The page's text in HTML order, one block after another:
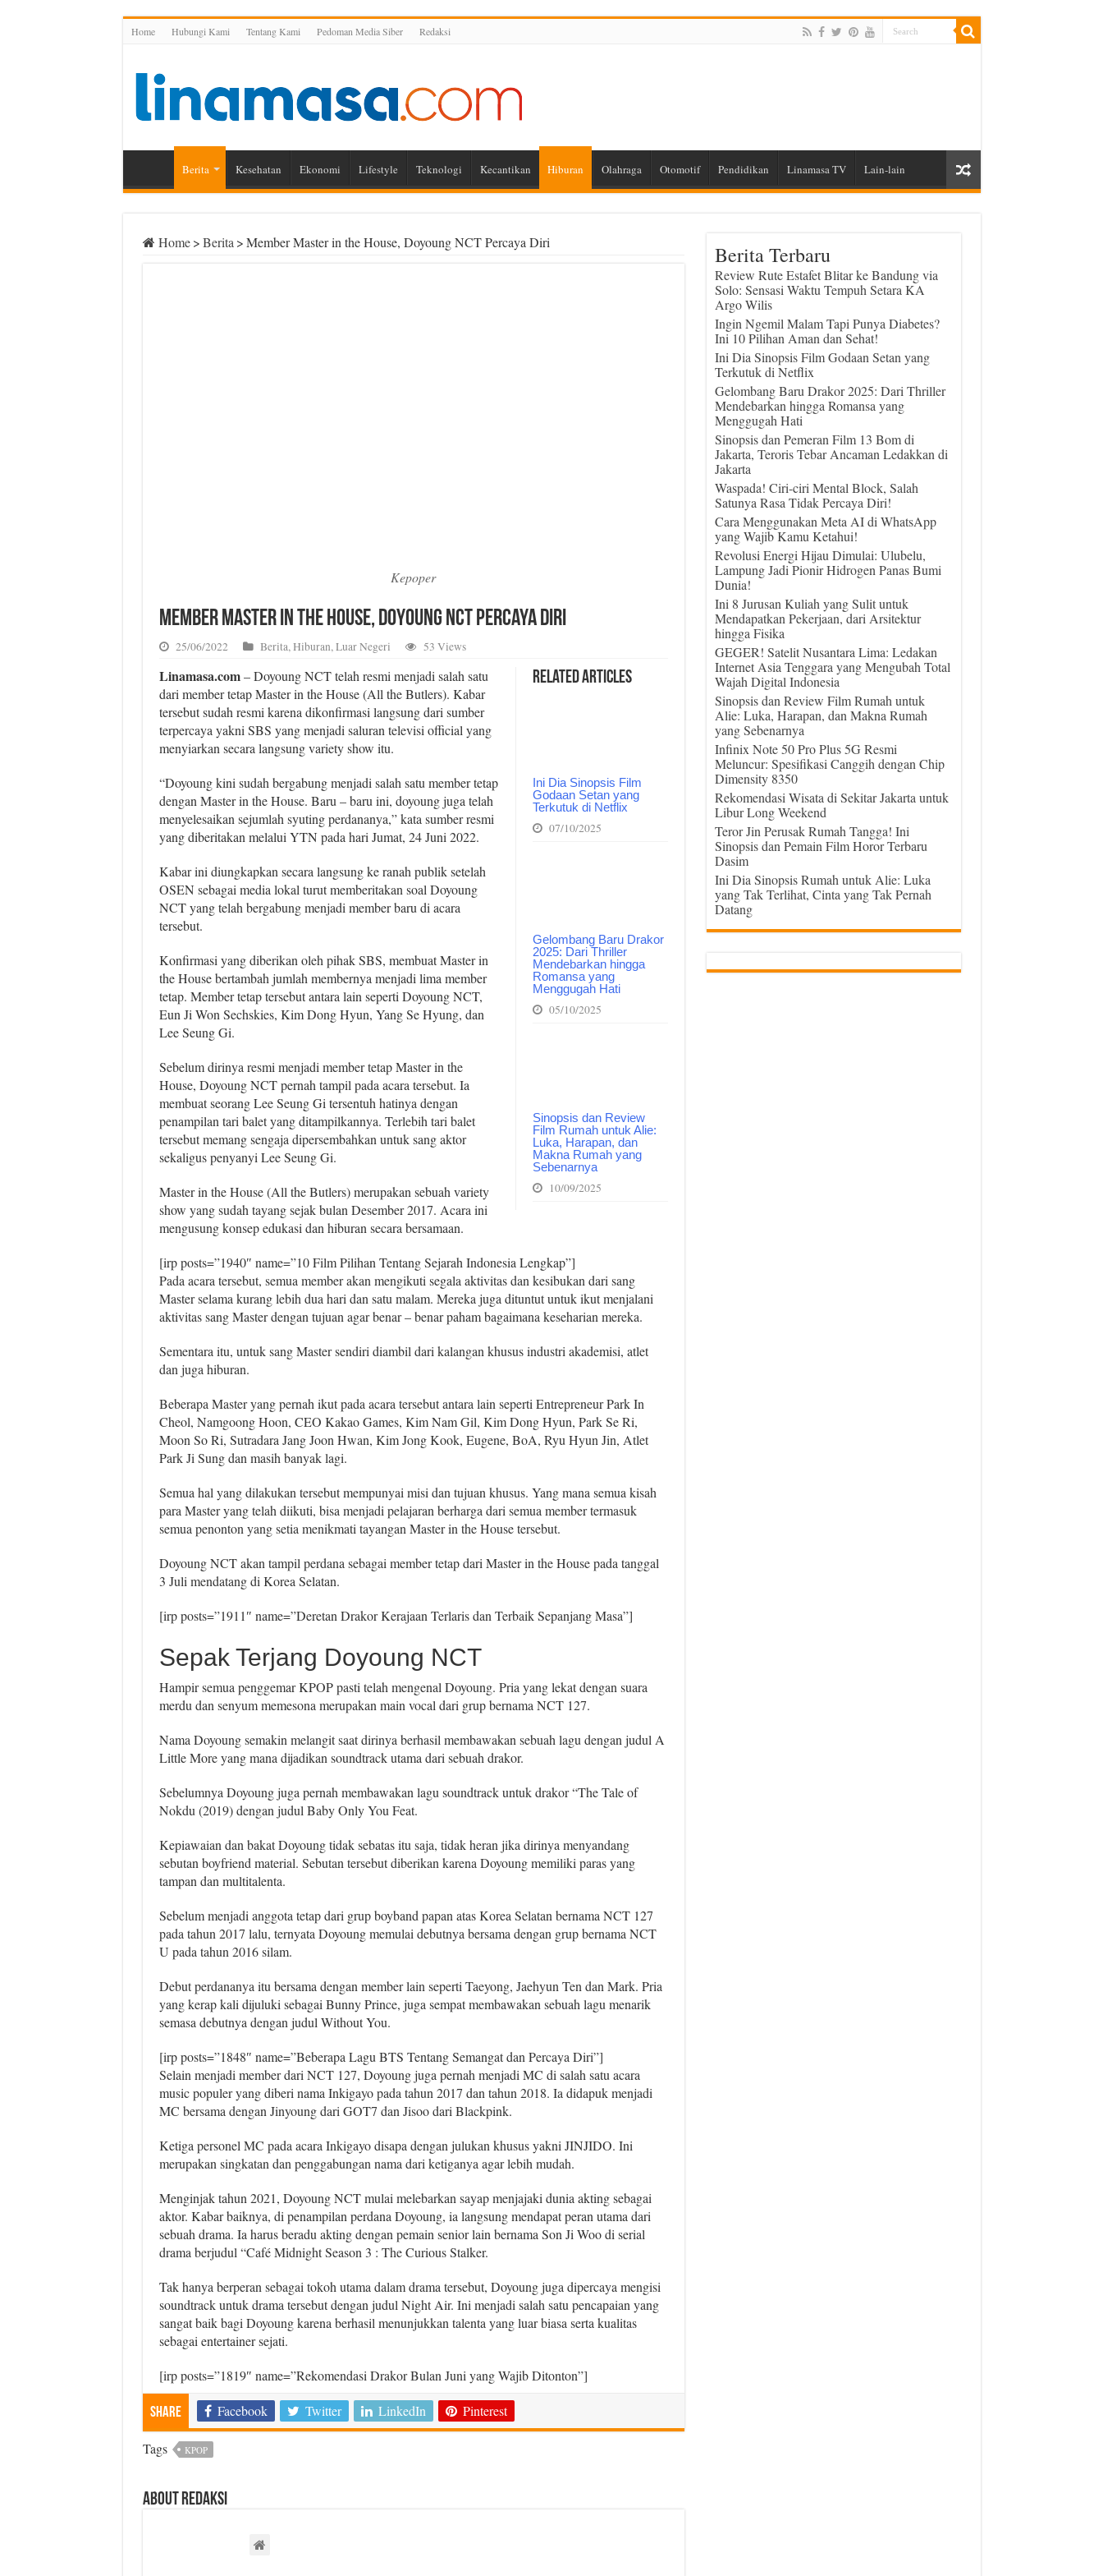
Home Hubungi Kami Tentang Kami Pedoman Media Siber Redaksi
Berita Kesehatan Ekonomi Lifestyle Teknologi Kecantikan Hiburan Olahraga Otomotif Pendidikan Linamasa TV Lain-lain
Home >Berita >Member Master in the House, Doyoung NCT Percaya Diri
Kepoper
Member Master in the House, Doyoung NCT Percaya Diri
25/06/2022 Berita,Hiburan,Luar Negeri 53 Views
Related Articles
Ini Dia Sinopsis Film
Godaan Setan yang
Terkutuk di Netflix
07/10/2025
Gelombang Baru Drakor
2025: Dari Thriller
Mendebarkan hingga
Romansa yang
Menggugah Hati
05/10/2025
Sinopsis dan Review
Film Rumah untuk Alie:
Luka, Harapan, dan
Makna Rumah yang
Sebenarnya
10/09/2025
Linamasa.com– Doyoung NCT telah resmi menjadi salah satu
dari member tetap Master in the House (All the Butlers). Kabar
tersebut sudah resmi karena dikonfirmasi langsung dari sumber
terpercaya yakni SBS yang menjadi saluran televisi official yang
menyiarkan secara langsung variety show itu.
“Doyoung kini sudah bergabung menjadi salah satu member tetap
dengan Master in the House. Baru – baru ini, doyoung juga telah
menyelesaikan sejumlah syuting perdananya,” kata sumber resmi
yang diberitakan melalui YTN pada hari Jumat, 24 Juni 2022.
Kabar ini diungkapkan secara langsung ke ranah publik setelah
OSEN sebagai media lokal turut memberitakan soal Doyoung
NCT yang telah bergabung menjadi member baru di acara
tersebut.
Konfirmasi yang diberikan oleh pihak SBS, membuat Master in
the House bertambah jumlah membernya menjadi lima member
tetap. Member tetap tersebut antara lain seperti Doyoung NCT,
Eun Ji Won Sechskies, Kim Dong Hyun, Yang Se Hyung, dan
Lee Seung Gi.
Sebelum dirinya resmi menjadi member tetap Master in the
House, Doyoung NCT pernah tampil pada acara tersebut. Ia
membuat seorang Lee Seung Gi tersentuh hatinya dengan
penampilan tari balet yang ditampilkannya. Terlebih tari balet
tersebut memang sengaja dipersembahkan untuk sang aktor
sekaligus penyanyi Lee Seung Gi.
Master in the House (All the Butlers) merupakan sebuah variety
show yang sudah tayang sejak bulan Desember 2017. Acara ini
mengusung konsep edukasi dan hiburan secara bersamaan.
[irp posts=”1940″ name=”10 Film Pilihan Tentang Sejarah Indonesia Lengkap”]
Pada acara tersebut, semua member akan mengikuti segala aktivitas dan kesibukan dari sang
Master selama kurang lebih dua hari dan satu malam. Mereka juga dituntut untuk ikut menjalani
aktivitas sang Master dengan tujuan agar benar – benar paham bagaimana keseharian mereka.
Sementara itu, untuk sang Master sendiri diambil dari kalangan khusus industri akademisi, atlet
dan juga hiburan.
Beberapa Master yang pernah ikut pada acara tersebut antara lain seperti Entrepreneur Park In
Cheol, Namgoong Hoon, CEO Kakao Games, Kim Nam Gil, Kim Dong Hyun, Park Se Ri,
Moon So Ri, Sutradara Jang Joon Hwan, Kim Jong Kook, Eugene, BoA, Ryu Hyun Jin, Atlet
Park Ji Sung dan masih banyak lagi.
Semua hal yang dilakukan tersebut mempunyai misi dan tujuan khusus. Yang mana semua kisah
para Master yang telah diikuti, bisa menjadi pelajaran berharga dari semua member termasuk
semua penonton yang setia menikmati tayangan Master in the House tersebut.
Doyoung NCT akan tampil perdana sebagai member tetap dari Master in the House pada tanggal
3 Juli mendatang di Korea Selatan.
[irp posts=”1911″ name=”Deretan Drakor Kerajaan Terlaris dan Terbaik Sepanjang Masa”]
Sepak Terjang Doyoung NCT
Hampir semua penggemar KPOP pasti telah mengenal Doyoung. Pria yang lekat dengan suara
merdu dan senyum memesona merupakan main vocal dari grup bernama NCT 127.
Nama Doyoung semakin melangit saat dirinya berhasil membawakan sebuah lagu dengan judul A
Little More yang mana dijadikan soundtrack utama dari sebuah drakor.
Sebelumnya Doyoung juga pernah membawakan lagu soundtrack untuk drakor “The Tale of
Nokdu (2019) dengan judul Baby Only You Feat.
Kepiawaian dan bakat Doyoung tidak sebatas itu saja, tidak heran jika dirinya menyandang
sebutan boyfriend material. Sebutan tersebut diberikan karena Doyoung memiliki paras yang
tampan dan multitalenta.
Sebelum menjadi anggota tetap dari grup boyband papan atas Korea Selatan bernama NCT 127
pada tahun 2017 lalu, ternyata Doyoung memulai debutnya bersama dengan grup bernama NCT
U pada tahun 2016 silam.
Debut perdananya itu bersama dengan member lain seperti Taeyong, Jaehyun Ten dan Mark. Pria
yang kerap kali dijuluki sebagai Bunny Prince, juga sempat membawakan sebuah lagu menarik
semasa debutnya dengan judul Without You.
[irp posts=”1848″ name=”Beberapa Lagu BTS Tentang Semangat dan Percaya Diri”]
Selain menjadi member dari NCT 127, Doyoung juga pernah menjadi MC di salah satu acara
music populer yang diberi nama Inkigayo pada tahun 2017 dan tahun 2018. Ia didapuk menjadi
MC bersama dengan Jinyoung dari GOT7 dan Jisoo dari Blackpink.
Ketiga personel MC pada acara Inkigayo disapa dengan julukan khusus yakni JINJIDO. Ini
merupakan singkatan dan penggabungan nama dari ketiganya agar lebih mudah.
Menginjak tahun 2021, Doyoung NCT mulai melebarkan sayap menjajaki dunia akting sebagai
aktor. Kabar baiknya, di penampilan perdana Doyoung, ia langsung mendapat peran utama dari
sebuah drama. Ia harus beradu akting dengan pemain senior lain bernama Son Ji Woo di serial
drama berjudul “Café Midnight Season 3 : The Curious Stalker.
Tak hanya berperan sebagai tokoh utama dalam drama tersebut, Doyoung juga dipercaya mengisi
soundtrack untuk drama tersebut dengan judul Night Air. Ini menjadi salah satu pencapaian yang
sangat baik bagi Doyoung karena berhasil menunjukkan talenta yang luar biasa serta kualitas
sebagai entertainer sejati.
[irp posts=”1819″ name=”Rekomendasi Drakor Bulan Juni yang Wajib Ditonton”]
Share Facebook Twitter LinkedIn Pinterest
Tags KPOP
About Redaksi
Berita Terbaru
Review Rute Estafet Blitar ke Bandung via
Solo: Sensasi Waktu Tempuh Setara KA
Argo Wilis
Ingin Ngemil Malam Tapi Punya Diabetes?
Ini 10 Pilihan Aman dan Sehat!
Ini Dia Sinopsis Film Godaan Setan yang
Terkutuk di Netflix
Gelombang Baru Drakor 2025: Dari Thriller
Mendebarkan hingga Romansa yang
Menggugah Hati
Sinopsis dan Pemeran Film 13 Bom di
Jakarta, Teroris Tebar Ancaman Ledakkan di
Jakarta
Waspada! Ciri-ciri Mental Block, Salah
Satunya Rasa Tidak Percaya Diri!
Cara Menggunakan Meta AI di WhatsApp
yang Wajib Kamu Ketahui!
Revolusi Energi Hijau Dimulai: Ulubelu,
Lampung Jadi Pionir Hidrogen Panas Bumi
Dunia!
Ini 8 Jurusan Kuliah yang Sulit untuk
Mendapatkan Pekerjaan, dari Arsitektur
hingga Fisika
GEGER! Satelit Nusantara Lima: Ledakan
Internet Asia Tenggara yang Mengubah Total
Wajah Digital Indonesia
Sinopsis dan Review Film Rumah untuk
Alie: Luka, Harapan, dan Makna Rumah
yang Sebenarnya
Infinix Note 50 Pro Plus 5G Resmi
Meluncur: Spesifikasi Canggih dengan Chip
Dimensity 8350
Rekomendasi Wisata di Sekitar Jakarta untuk
Libur Long Weekend
Teror Jin Perusak Rumah Tangga! Ini
Sinopsis dan Pemain Film Horor Terbaru
Dasim
Ini Dia Sinopsis Rumah untuk Alie: Luka
yang Tak Terlihat, Cinta yang Tak Pernah
Datang